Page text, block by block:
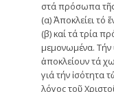
στά πρόσωπα τῆς
(α) Ἀποκλείει
(β) καί τά τρία
μεμονωμένα.
ἀποκλείουν τά
γιά τήν ἰσότητα
λόγος τοῦ